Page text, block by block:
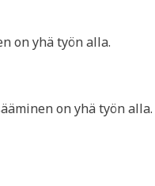
on yhä työn alla.
on yhä työn alla.